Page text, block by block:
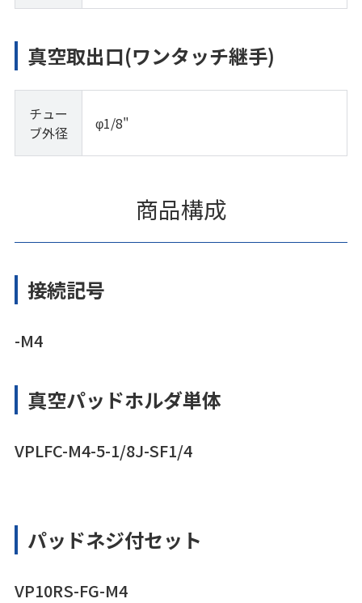
真空取出口(ワンタッチ継手)
チュー
ブ外径
φ1/8"
商品構成
接続記号
-M4
真空パッドホルダ単体
VPLFC-M4-5-1/8J-SF1/4
パッドネジ付セット
VP10RS-FG-M4